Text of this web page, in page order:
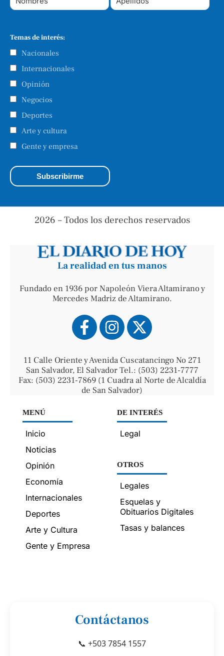
Temas de interés:
Nacionales
Internacionales
Opinión
Negocios
Deportes
Arte y cultura
Gente y empresa
2026 – Todos los derechos reservados
La realidad en tus manos
Fundado en 1936 por Napoleón Viera Altamirano y
Mercedes Madriz de Altamirano.
11 Calle Oriente y Avenida Cuscatancingo No 271
San Salvador, El Salvador Tel.: (503) 2231-7777
Fax: (503) 2231-7869 (1 Cuadra al Norte de Alcaldía
de San Salvador)
MENÚ
Inicio
Noticias
Opinión
Economía
Internacionales
Deportes
Arte y Cultura
Gente y Empresa
DE INTERÉS
Legal
OTROS
Legales
Esquelas y
Obituarios Digitales
Tasas y balances
Contáctanos
📞 +503 7854 1557